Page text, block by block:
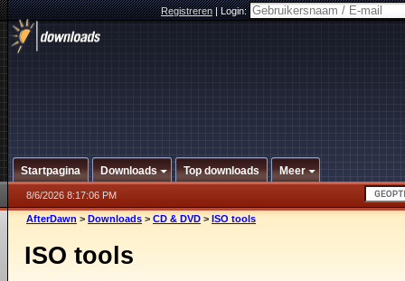
Registreren|Login:
Startpagina Downloads Top downloads Meer
8/6/2026 8:17:06 PM
AfterDawn > Downloads > CD & DVD > ISO tools
ISO tools